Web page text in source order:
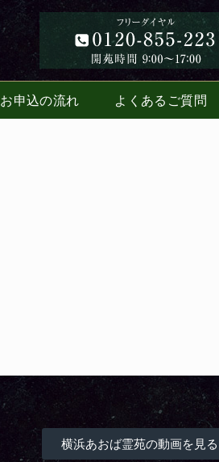
お申込の流れ よくあるご質問
横浜あおば霊苑の動画を見る